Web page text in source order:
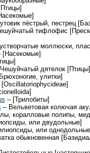
пёстрый, пестрец
тифлофис
моллюски,
[Насекомые]
дятелок [Птицы]
улитки]
[Oscillatoriophycideae]
– [Трилобиты]
– Вельветовая колючая
коралловые полипы,
или двудольные]
или
обыкновенная